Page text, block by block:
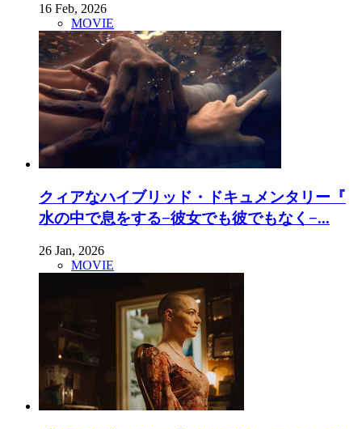
16 Feb, 2026
MOVIE
クィアなハイブリッド・ドキュメンタリー『
水の中で息をする−彼⼥でも彼でもなく−...
26 Jan, 2026
MOVIE